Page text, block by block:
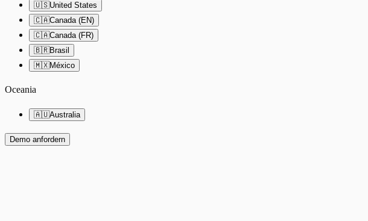
🇺🇸United States
🇨🇦Canada (EN)
🇨🇦Canada (FR)
🇧🇷Brasil
🇲🇽México
Oceania
🇦🇺Australia
Demo anfordern